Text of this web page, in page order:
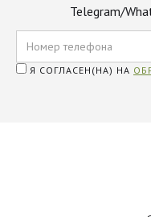
Telegram/
Я СОГЛАСЕН(НА) НА